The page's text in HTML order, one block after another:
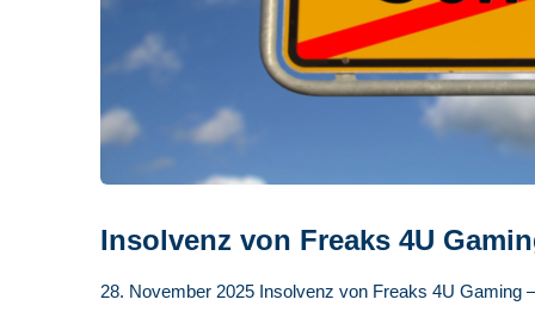
Insolvenz von Freaks 4U
28. November 2025 Insolvenz von Freaks 4U Gaming